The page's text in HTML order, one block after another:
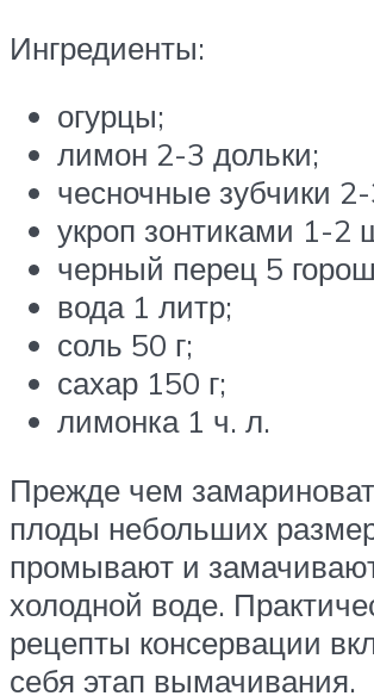
Ингредиенты:
огурцы;
лимон 2-3 дольки;
чесночные зубчики
укроп зонтиками 1-2
черный перец 5
вода 1 литр;
соль 50 г;
сахар 150 г;
лимонка 1 ч. л.
Прежде чем
плоды небольших
промывают и
холодной воде.
рецепты консервации
себя этап вымачивания.